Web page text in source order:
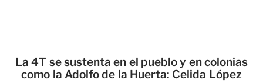
La 4T se sustenta en el pueblo y en colonias
como la Adolfo de la Huerta: Celida López